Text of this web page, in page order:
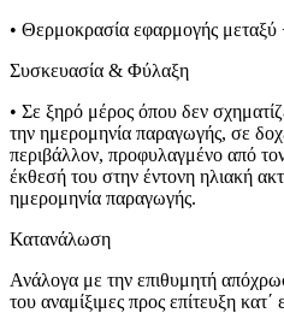
• Θερμοκρασία εφαρμογής
Συσκευασία & Φύλαξη
• Σε ξηρό μέρος όπου δεν
την ημερομηνία παραγωγής, σε
περιβάλλον, προφυλαγμένο από
έκθεσή του στην έντονη ηλιακή
ημερομηνία παραγωγής.
Κατανάλωση
Ανάλογα με την επιθυμητή
του αναμίξιμες προς επίτευξη